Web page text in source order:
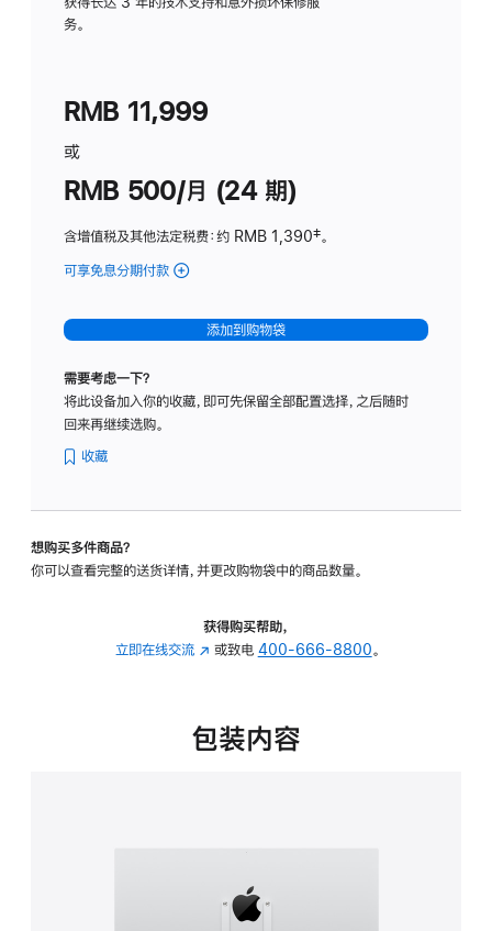
务。
RMB 11,999
或
RMB 500/月 (24 期)
含增值税及其他法定税费：约 RMB 1,390脚
‡。
可享免息分期付款 (Studio
-
标
璃
转
的
添加到购物袋
需要考虑一下？
将此设备加入你的收藏，即可先保留全部配置选择，之后随时
回来再继续选购。
收藏
想购买多件商品？
你可以查看完整的送货详情，并更改购物袋中的商品数量。
获得购买帮助，
立即在线交流 (在
中
或致电 400-666-8800。
包装内容